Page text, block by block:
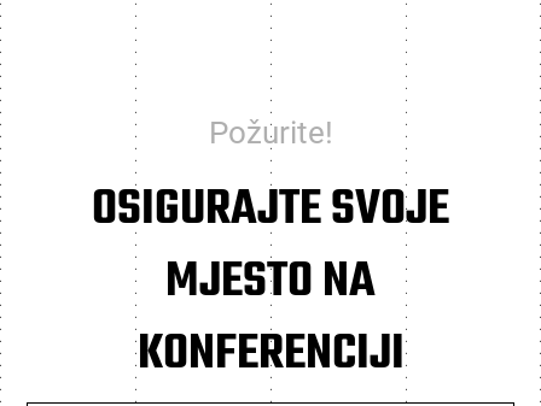
Požurite!
OSIGURAJTE SVOJE
MJESTO NA
KONFERENCIJI